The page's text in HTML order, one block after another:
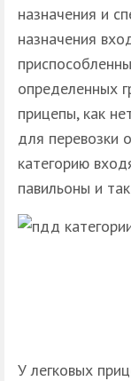
назначения и
назначения
определенных
прицепы, как
для перевозки
категорию
павильоны и
У легковых